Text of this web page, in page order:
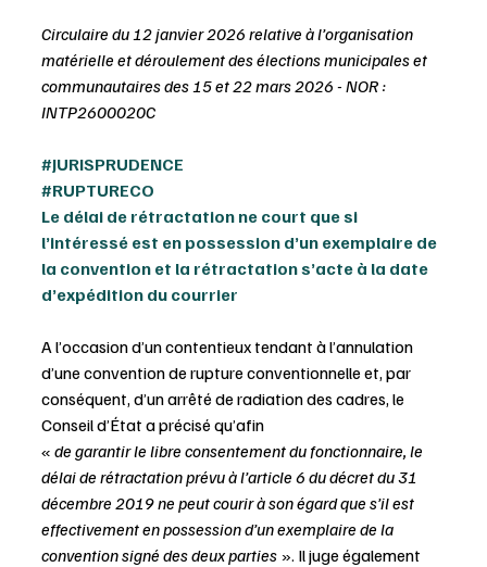
Circulaire du 12 janvier 2026 relative à l’organisation
matérielle et déroulement des élections municipales et
communautaires des 15 et 22 mars 2026 - NOR :
INTP2600020C
#JURISPRUDENCE
#RUPTURECO
Le délai de rétractation ne court que si
l’intéressé est en possession d’un exemplaire de
la convention et la rétractation s’acte à la date
d’expédition du courrier
A l’occasion d’un contentieux tendant à l’annulation
d’une convention de rupture conventionnelle et, par
conséquent, d’un arrêté de radiation des cadres, le
Conseil d’État a précisé qu’afin
« de garantir le libre consentement du fonctionnaire, le
délai de rétractation prévu à l’article 6 du décret du 31
décembre 2019 ne peut courir à son égard que s’il est
effectivement en possession d’un exemplaire de la
convention signé des deux parties ». Il juge également